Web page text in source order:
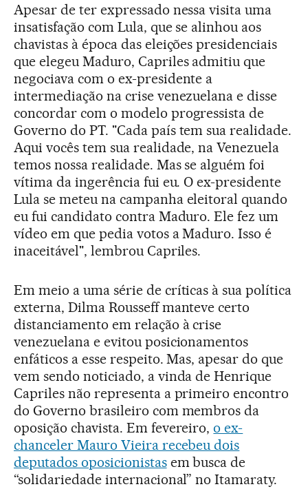
Apesar de ter expressado nessa visita uma
insatisfação com Lula, que se alinhou aos
chavistas à época das eleições presidenciais
que elegeu Maduro, Capriles admitiu que
negociava com o ex-presidente a
intermediação na crise venezuelana e disse
concordar com o modelo progressista de
Governo do PT. "Cada país tem sua realidade.
Aqui vocês tem sua realidade, na Venezuela
temos nossa realidade. Mas se alguém foi
vítima da ingerência fui eu. O ex-presidente
Lula se meteu na campanha eleitoral quando
eu fui candidato contra Maduro. Ele fez um
vídeo em que pedia votos a Maduro. Isso é
inaceitável", lembrou Capriles.
Em meio a uma série de críticas à sua política
externa, Dilma Rousseff manteve certo
distanciamento em relação à crise
venezuelana e evitou posicionamentos
enfáticos a esse respeito. Mas, apesar do que
vem sendo noticiado, a vinda de Henrique
Capriles não representa a primeiro encontro
do Governo brasileiro com membros da
oposição chavista. Em fevereiro,o ex-
chanceler Mauro Vieira recebeu dois
deputados oposicionistasem busca de
“solidariedade internacional” no Itamaraty.